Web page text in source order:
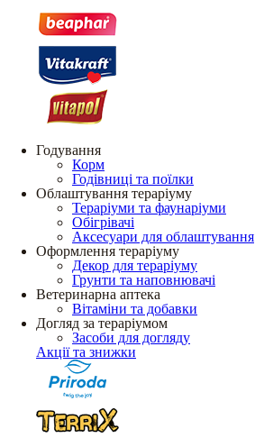
Годування
Корм
Годівниці та поїлки
Облаштування тераріуму
Тераріуми та фаунаріуми
Обігрівачі
Аксесуари для облаштування
Оформлення тераріуму
Декор для тераріуму
Грунти та наповнювачі
Ветеринарна аптека
Вітаміни та добавки
Догляд за тераріумом
Засоби для догляду
Акції та знижки